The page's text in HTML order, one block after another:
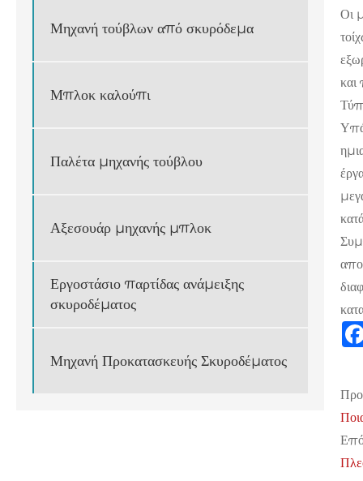
Μηχανή τούβλων από σκυρόδεμα
Μπλοκ καλούπι
Παλέτα μηχανής τούβλου
Αξεσουάρ μηχανής μπλοκ
Εργοστάσιο παρτίδας ανάμειξης
σκυροδέματος
Μηχανή Προκατασκευής Σκυροδέματος
Οι
και